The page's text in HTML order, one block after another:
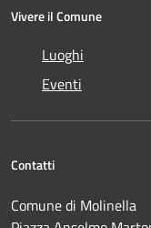
Vivere il Comune
Luoghi
Eventi
Contatti
Comune di Molinella